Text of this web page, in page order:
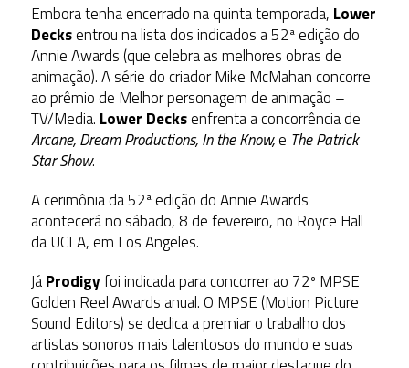
Embora tenha encerrado na quinta temporada, Lower
Decksentrou na lista dos indicados a 52ª edição do
Annie Awards (que celebra as melhores obras de
animação). A série do criador Mike McMahan concorre
ao prêmio de Melhor personagem de animação –
TV/Media. Lower Decksenfrenta a concorrência de
Arcane, Dream Productions, In the Know,e The Patrick
Star Show.
A cerimônia da 52ª edição do Annie Awards
acontecerá no sábado, 8 de fevereiro, no Royce Hall
da UCLA, em Los Angeles.
JáProdigyfoi indicada para concorrer ao 72º MPSE
Golden Reel Awards anual. O MPSE (Motion Picture
Sound Editors) se dedica a premiar o trabalho dos
artistas sonoros mais talentosos do mundo e suas